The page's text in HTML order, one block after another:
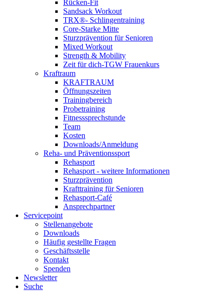
Rücken-Fit
Sandsack Workout
TRX®- Schlingentraining
Core-Starke Mitte
Sturzprävention für Senioren
Mixed Workout
Strength & Mobility
Zeit für dich-TGW Frauenkurs
Kraftraum
KRAFTRAUM
Öffnungszeiten
Trainingbereich
Probetraining
Fitnesssprechstunde
Team
Kosten
Downloads/Anmeldung
Reha- und Präventionssport
Rehasport
Rehasport - weitere Informationen
Sturzprävention
Krafttraining für Senioren
Rehasport-Café
Ansprechpartner
Servicepoint
Stellenangebote
Downloads
Häufig gestellte Fragen
Geschäftsstelle
Kontakt
Spenden
Newsletter
Suche